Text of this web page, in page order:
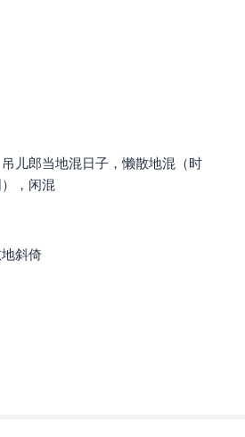
儿郎当地混日子，懒散地混（时
，闲混
斜倚